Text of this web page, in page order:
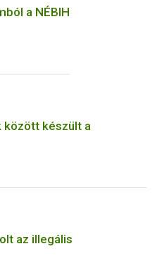
a NÉBIH
között készült a
az illegális